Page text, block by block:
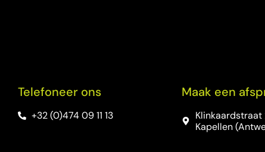
Telefoneer ons
+32 (0)474 09 11 13
Maak een
Klinkaardstraat
Kapellen